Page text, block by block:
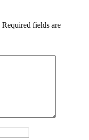
Required fields are